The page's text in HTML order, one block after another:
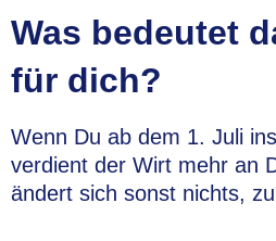
Was bedeutet
für dich?
Wenn Du ab dem 1. Juli
verdient der Wirt mehr an
ändert sich sonst nichts,